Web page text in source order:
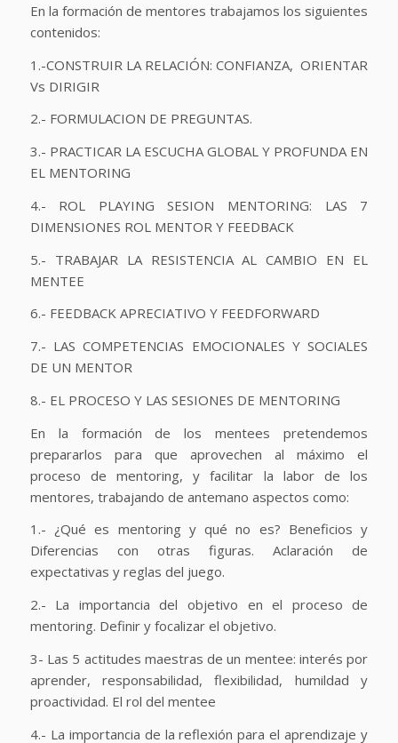
En la formación de mentores trabajamos los siguientes
contenidos:
1.-CONSTRUIR LA RELACIÓN: CONFIANZA, ORIENTAR
Vs DIRIGIR
2.- FORMULACION DE PREGUNTAS.
3.- PRACTICAR LA ESCUCHA GLOBAL Y PROFUNDA EN
EL MENTORING
4.- ROL PLAYING SESION MENTORING: LAS 7
DIMENSIONES ROL MENTOR Y FEEDBACK
5.- TRABAJAR LA RESISTENCIA AL CAMBIO EN EL
MENTEE
6.- FEEDBACK APRECIATIVO Y FEEDFORWARD
7.- LAS COMPETENCIAS EMOCIONALES Y SOCIALES
DE UN MENTOR
8.- EL PROCESO Y LAS SESIONES DE MENTORING
En la formación de los mentees pretendemos
prepararlos para que aprovechen al máximo el
proceso de mentoring, y facilitar la labor de los
mentores, trabajando de antemano aspectos como:
1.- ¿Qué es mentoring y qué no es? Beneficios y
Diferencias con otras figuras. Aclaración de
expectativas y reglas del juego.
2.- La importancia del objetivo en el proceso de
mentoring. Definir y focalizar el objetivo.
3- Las 5 actitudes maestras de un mentee: interés por
aprender, responsabilidad, flexibilidad, humildad y
proactividad. El rol del mentee
4.- La importancia de la reflexión para el aprendizaje y